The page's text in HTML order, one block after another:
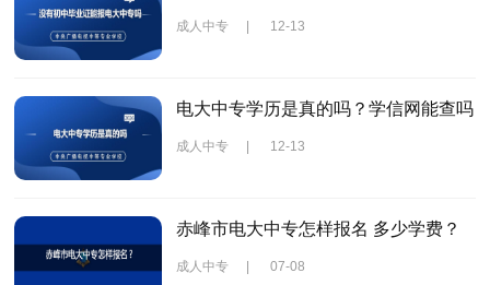
成人中专 12-13
电大中专学历是真的吗？学信网能查吗
成人中专 | 12-13
赤峰市电大中专怎样报名 多少学费？
成人中专 | 07-08